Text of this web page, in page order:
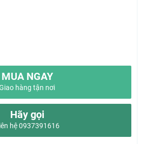
MUA NGAY
hàng tận nơi
Hãy gọi
hệ 0937391616